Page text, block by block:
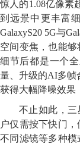
惊人的1.08亿像素
到远景中更丰富
GalaxyS20 5G与
空间变焦，也能
细节后都是一个
量、升级的AI多帧
获得大幅降噪效果
不止如此，三
户仅需按下快门
不同滤镜等多种